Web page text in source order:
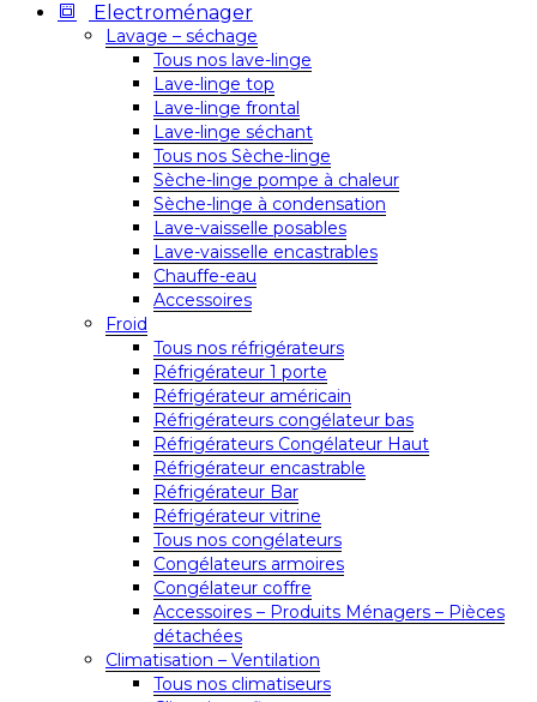
Electroménager
Lavage – séchage
Tous nos lave-linge
Lave-linge top
Lave-linge frontal
Lave-linge séchant
Tous nos Sèche-linge
Sèche-linge pompe à chaleur
Sèche-linge à condensation
Lave-vaisselle posables
Lave-vaisselle encastrables
Chauffe-eau
Accessoires
Froid
Tous nos réfrigérateurs
Réfrigérateur 1 porte
Réfrigérateur américain
Réfrigérateurs congélateur bas
Réfrigérateurs Congélateur Haut
Réfrigérateur encastrable
Réfrigérateur Bar
Réfrigérateur vitrine
Tous nos congélateurs
Congélateurs armoires
Congélateur coffre
Accessoires – Produits Ménagers – Pièces
détachées
Climatisation – Ventilation
Tous nos climatiseurs